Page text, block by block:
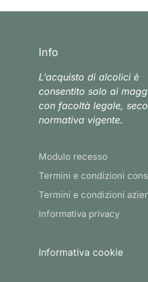
Info
L’acquisto di alcolici è
consentito solo ai
con facoltà legale,
normativa vigente.
Modulo recesso
Termini e condizioni
Termini e condizioni
Informativa privacy
Informativa cookie